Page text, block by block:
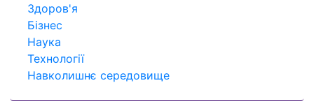
Здоров'я
Бізнес
Наука
Технології
Навколишнє середовище